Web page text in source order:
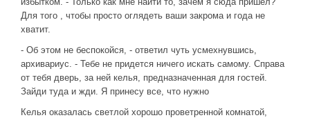
Для того , чтобы просто оглядеть ваши закрома и года не
хватит.
- Об этом не беспокойся, - ответил чуть усмехнувшись,
архивариус. - Тебе не придется ничего искать самому. Справа
от тебя дверь, за ней келья, предназначенная для гостей.
Зайди туда и жди. Я принесу все, что нужно
Келья оказалась светлой хорошо проветренной комнатой,